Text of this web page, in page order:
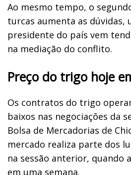
Ao mesmo tempo, o
turcas aumenta as dúvidas,
presidente do país vem
na mediação do conflito.
Preço do trigo hoje
Os contratos do trigo
baixos nas negociações da
Bolsa de Mercadorias de
mercado realiza parte dos
na sessão anterior, quando
em uma semana.